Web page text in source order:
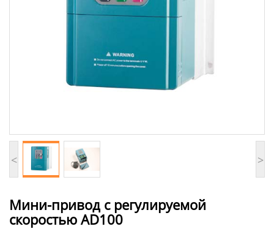
< >
Мини-привод с регулируемой
скоростью AD100